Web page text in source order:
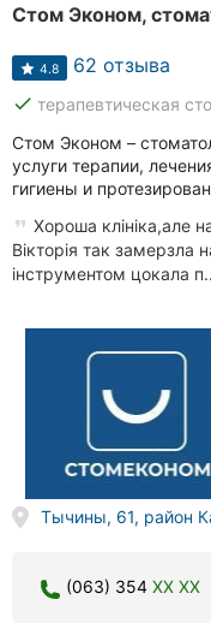
Стом Эконом,
4.8 62 отзыва
done терапевтическая
Стом Эконом –
услуги терапии,
гигиены и
Хороша клініка,але
Вікторія так замерзла
інструментом цокала
Тычины, 61, район
(063) 354 XX XX